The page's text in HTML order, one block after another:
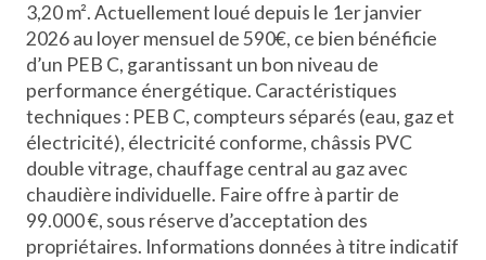
3,20 m². Actuellement loué depuis le 1er janvier
2026 au loyer mensuel de 590€, ce bien bénéficie
d’un PEB C, garantissant un bon niveau de
performance énergétique. Caractéristiques
techniques : PEB C, compteurs séparés (eau, gaz et
électricité), électricité conforme, châssis PVC
double vitrage, chauffage central au gaz avec
chaudière individuelle. Faire offre à partir de
99.000 €, sous réserve d’acceptation des
propriétaires. Informations données à titre indicatif